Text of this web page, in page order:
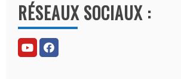
t
e
r
n
RÉSEAUX SOCIAUX :